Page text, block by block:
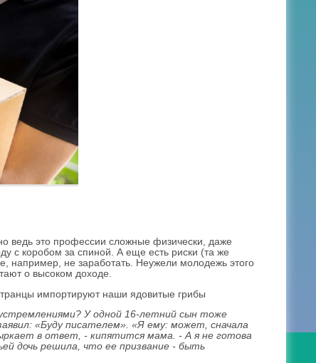
ведь это профессии сложные физически, даже
с коробом за спиной. А еще есть риски (та же
например, не заработать. Неужели молодежь этого
о высоком доходе.
импортируют наши ядовитые грибы
У одной 16-летний сын тоже
«Буду писателем». «Я ему: может, сначала
в ответ, - кипятится мама. - А я не готова
дочь решила, что ее призвание - быть